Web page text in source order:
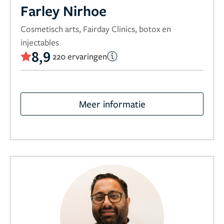
Farley Nirhoe
Cosmetisch arts, Fairday Clinics, botox en
injectables
8,9 220 ervaringen
Meer informatie